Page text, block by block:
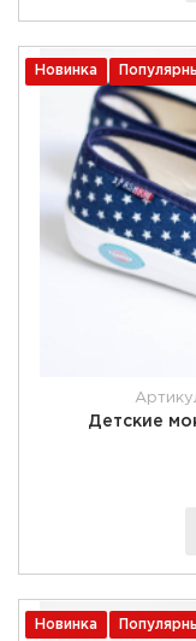
Новинка
Детские
Новинка